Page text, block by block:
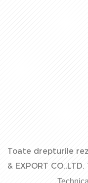
Toate drepturile
& EXPORT CO.,LTD.